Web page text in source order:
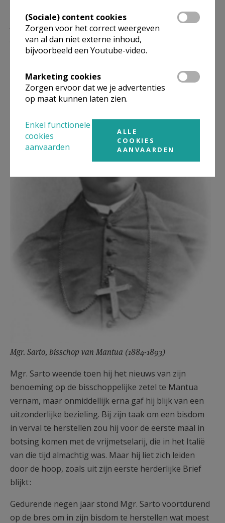
DE « STRIJDVAARDIGE
BISSCHOP » VAN MANTUA
Mgr. Sarto, bisschop van Mantua (1884-1893)
Mgr. Sarto weende toen hij het nieuws van zijn
benoeming op de bisschoppelijke zetel te Mantua
vernam, maar onmiddellijk erna gaf hij blijk van een
uitzonderlijke bezieling. Bij zijn taak om een bisdom
in verval te herstellen zou hij voor de eerste maal in
botsing komen met de vrijmetselarij, die in het Italië
van die tijd almachtig was. Maar hij liet zich leiden
door de hoop, zoals uit zijn eerste herderlijke Brief
blijkt :
Gedurende negen jaar stond Mgr. Sarto voortdurend
op de bres om in zijn bisdom te herstellen wat moest
(Sociale) content cookies
Zorgen voor het correct weergeven
van al dan niet externe inhoud,
bijvoorbeeld een Youtube-video.
Marketing cookies
Zorgen ervoor dat we je advertenties
op maat kunnen laten zien.
Enkel functionele
cookies
aanvaarden
ALLE
COOKIES
AANVAARDEN